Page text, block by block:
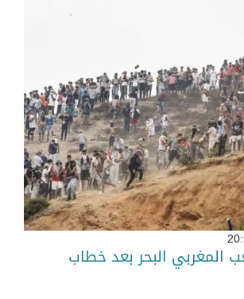
المغربي البحر بعد خطاب